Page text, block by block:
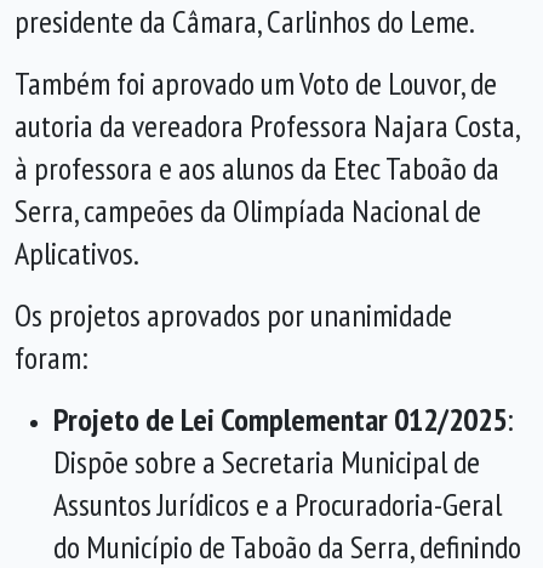
presidente da Câmara, Carlinhos do Leme.
Também foi aprovado um Voto de Louvor, de
autoria da vereadora Professora Najara Costa,
à professora e aos alunos da Etec Taboão da
Serra, campeões da Olimpíada Nacional de
Aplicativos.
Os projetos aprovados por unanimidade
foram:
Projeto de Lei Complementar 012/2025:
Dispõe sobre a Secretaria Municipal de
Assuntos Jurídicos e a Procuradoria-Geral
do Município de Taboão da Serra, definindo